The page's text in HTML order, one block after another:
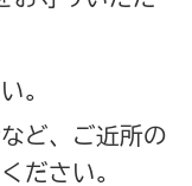
。
ど、ご近所の
ださい。